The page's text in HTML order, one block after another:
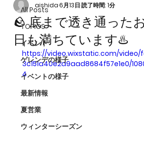
All Posts
TOPICS
イベント
ゲレンデの様子
イベントの様子
最新情報
夏営業
ウィンターシーズン
🪨 底まで透き通った
日も満ちています♨️
aishida6月13日読了時間: 1分
https://video.wixstatic.com/video/
3c151a40e2a9aad8684f57e1e0/
4